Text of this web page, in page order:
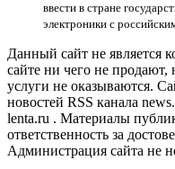
ввести в стране
электроники с
Данный сайт не является
сайте ни чего не
услуги не оказываются.
новостей RSS канала
lenta.ru . Материалы
ответственность за
Администрация сайта не